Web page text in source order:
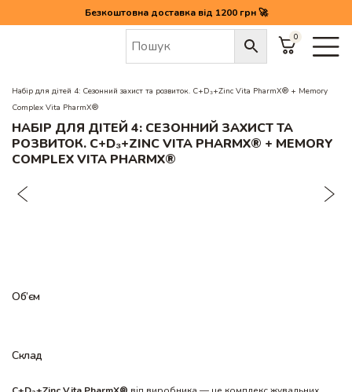
Безкоштовна доставка від 1200 грн 🚀
0
Набір для дітей 4: Сезонний захист та розвиток. C+D₃+Zinc Vita PharmX® + Memory
Complex Vita PharmX®
НАБІР ДЛЯ ДІТЕЙ 4: СЕЗОННИЙ ЗАХИСТ ТА
РОЗВИТОК. C+D₃+ZINC VITA PHARMX® + MEMORY
COMPLEX VITA PHARMX®
Об’єм
Склад